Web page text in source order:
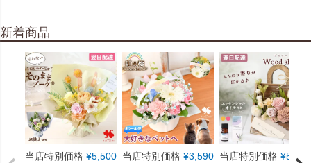
新着商品
当店特別価格 ¥5,500 当店特別価格 ¥3,590 当店特別価格 ¥5,550